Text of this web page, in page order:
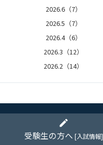
2026.6（7）
2026.5（7）
2026.4（6）
2026.3（12）
2026.2（14）
2026.1（5）
edit
受験生の方へ [入試情報]